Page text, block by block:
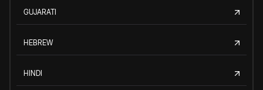
GUJARATI
HEBREW
HINDI